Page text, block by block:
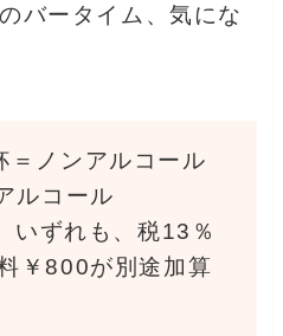
バータイム、気にな
＝ノンアルコール
ルコール
いずれも、税13％
￥800が別途加算